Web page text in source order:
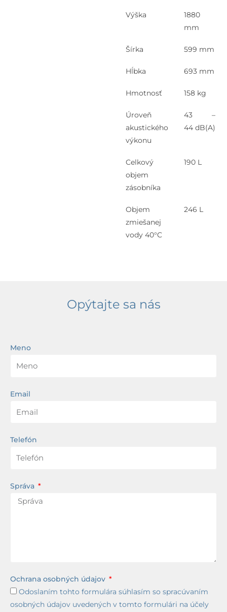
Výška
1880
mm
Šírka 599 mm
Hĺbka 693 mm
Hmotnosť 158 kg
Úroveň
akustického
výkonu
43 –
44 dB(A)
Celkový
objem
zásobníka
190 L
Objem
zmiešanej
vody 40°C
246 L
Opýtajte sa nás
Meno
Email
Telefón
Správa
Ochrana osobných údajov
Odoslaním tohto formulára súhlasím so spracúvaním
osobných údajov uvedených v tomto formulári na účely